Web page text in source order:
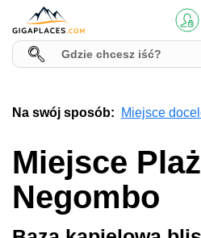
Na swój sposób: Miejsce
Miejsce
Negombo